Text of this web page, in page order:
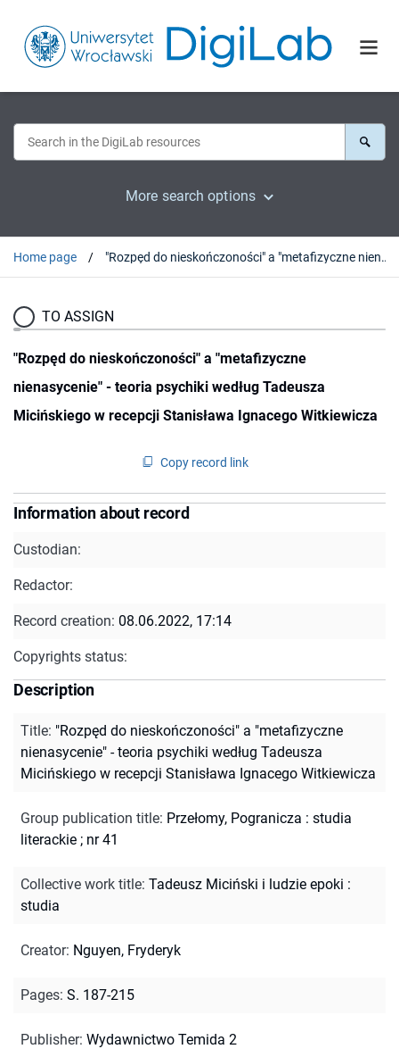
More search options
Home page "Rozpęd do nieskończoności" a "metafizyczne nienasycenie" - teoria psychiki według Tadeusza Micińskiego w recepcji Stanisława Ignacego Witkiewicza
TO ASSIGN
"Rozpęd do nieskończoności" a "metafizyczne
nienasycenie" - teoria psychiki według Tadeusza
Micińskiego w recepcji Stanisława Ignacego Witkiewicza
Copy record link
Information about record
Custodian:
Redactor:
Record creation: 08.06.2022, 17:14
Copyrights status:
Description
Title: "Rozpęd do nieskończoności" a "metafizyczne
nienasycenie" - teoria psychiki według Tadeusza
Micińskiego w recepcji Stanisława Ignacego Witkiewicza
Group publication title: Przełomy, Pogranicza : studia
literackie ; nr 41
Collective work title: Tadeusz Miciński i ludzie epoki :
studia
Creator: Nguyen, Fryderyk
Pages: S. 187-215
Publisher: Wydawnictwo Temida 2